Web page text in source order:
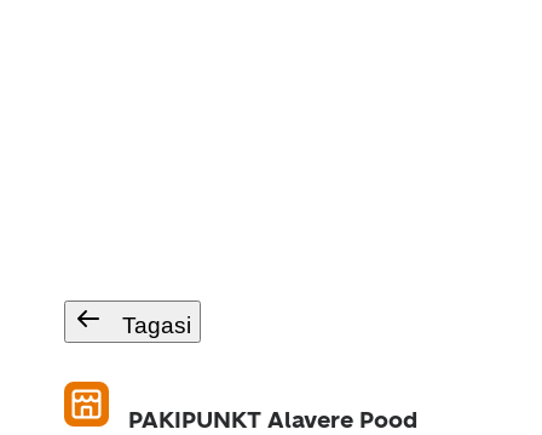
Tagasi
PAKIPUNKT Alavere Pood